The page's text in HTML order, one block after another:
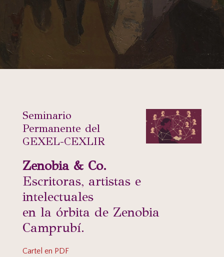
Seminario
Permanente del
GEXEL-CEXLIR
Zenobia & Co.
Escritoras, artistas e
intelectuales
en la órbita de Zenobia
Camprubí.
Cartel en PDF